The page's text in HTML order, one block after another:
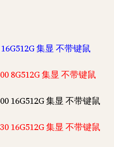
集显 不带键鼠
8G512G 集显 不带键鼠
16G512G 集显 不带键鼠
16G512G 集显 不带键鼠